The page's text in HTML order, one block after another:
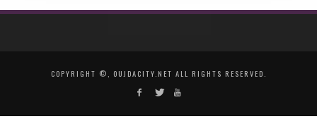
COPYRIGHT ©, OUJDACITY.NET ALL RIGHTS RESERVED.